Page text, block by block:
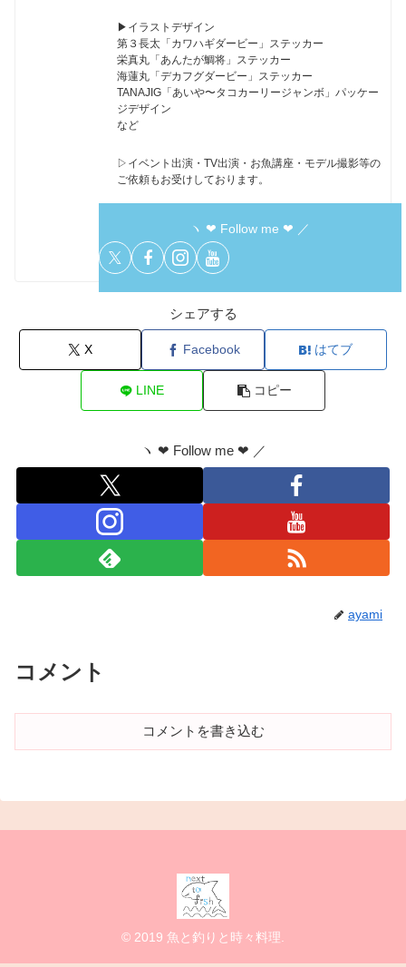
▶︎イラストデザイン
第３長太「カワハギダービー」ステッカー
栄真丸「あんたが鯛将」ステッカー
海蓮丸「デカフグダービー」ステッカー
TANAJIG「あいや〜タコカーリージャンボ」パッケー
ジデザイン
など
▷イベント出演・TV出演・お魚講座・モデル撮影等の
ご依頼もお受けしております。
ヽ ❤︎ Follow me ❤︎ ／
シェアする
X Facebook はてブ
LINE コピー
ヽ ❤︎ Follow me ❤︎ ／
ayami
コメント
コメントを書き込む
© 2019 魚と釣りと時々料理.